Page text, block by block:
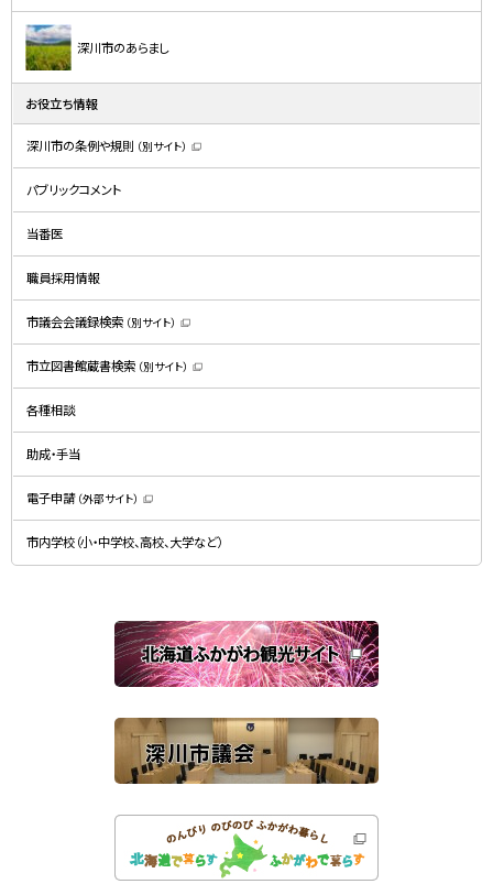
深川市のあらまし
お役立ち情報
深川市の条例や規則 （別サイト）
新
で
す
）
パブリックコメント
当番医
職員採用情報
市議会会議録検索 （別サイト）
新
規
ウ
で
す
市立図書館蔵書検索 （別サイト）
新
で
す
）
各種相談
助成・手当
電子申請 （外部サイト）
新
規
ウ
ン
開
き
ま
す
）
市内学校（小・中学校、高校、大学など）